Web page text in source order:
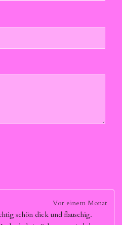
Vor einem Monat
schön dick und flauschig.